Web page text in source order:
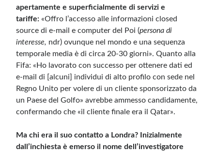
apertamente e superficialmente di servizi e
tariffe: «Offro l’accesso alle informazioni closed
source di e-mail e computer del Poi (persona di
interesse, ndr) ovunque nel mondo e una sequenza
temporale media è di circa 20-30 giorni». Quanto alla
Fifa: «Ho lavorato con successo per ottenere dati ed
e-mail di [alcuni] individui di alto profilo con sede nel
Regno Unito per volere di un cliente sponsorizzato da
un Paese del Golfo» avrebbe ammesso candidamente,
confermando che «il cliente finale era il Qatar».
Ma chi era il suo contatto a Londra? Inizialmente
dall’inchiesta è emerso il nome dell’investigatore